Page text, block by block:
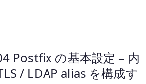
Postfix の基本設定 – 内
/ LDAP alias を構成す